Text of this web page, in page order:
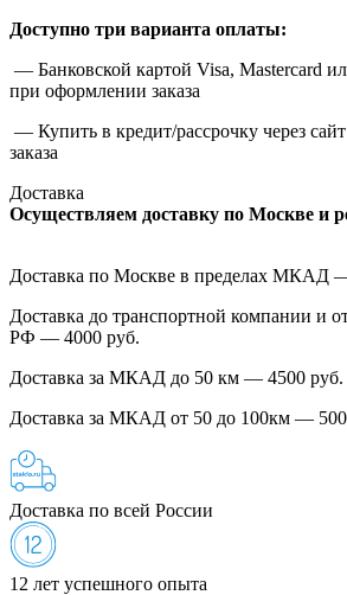
Доступно три варианта оплаты:
— Банковской картой Visa, Mastercard
при оформлении заказа
— Купить в кредит/рассрочку через
заказа
Доставка
Осуществляем доставку по Москве и
Доставка по Москве в пределах МКАД
Доставка до транспортной компании и
РФ — 4000 руб.
Доставка за МКАД до 50 км — 4500 руб.
Доставка за МКАД от 50 до 100км —
Доставка по всей России
12 лет успешного опыта